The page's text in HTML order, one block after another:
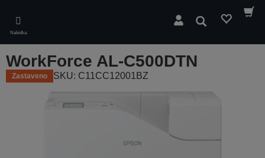
main
content
Nabídka
Hledat
WorkForce AL-C500DTN
Zastaveno SKU: C11CC12001BZ